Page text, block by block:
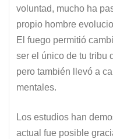
voluntad, mucho ha
propio hombre
El fuego permitió
ser el único de tu tribu
pero también llevó a
mentales.
Los estudios han
actual fue posible